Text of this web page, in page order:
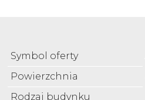
Symbol oferty
Powierzchnia
Rodzaj budynku